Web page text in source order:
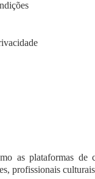
as plataformas de
profissionais